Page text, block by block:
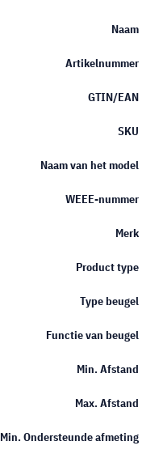
Naam
Artikelnummer
GTIN/EAN
SKU
Naam van het model
WEEE-nummer
Merk
Product type
Type beugel
Functie van beugel
Min. Afstand
Max. Afstand
Min. Ondersteunde afmeting